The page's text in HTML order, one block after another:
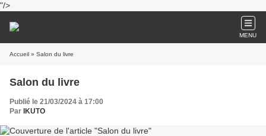
"/>
MENU
Accueil » Salon du livre
Salon du livre
Publié le 21/03/2024 à 17:00
Par IKUTO